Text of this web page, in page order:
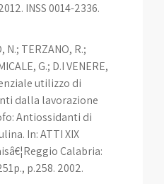
INSS 0014-2336.
N.; TERZANO, R.;
G.; D.I VENERE,
utilizzo di
dalla lavorazione
Antiossidanti di
In: ATTI XIX
Calabria:
p.258. 2002.